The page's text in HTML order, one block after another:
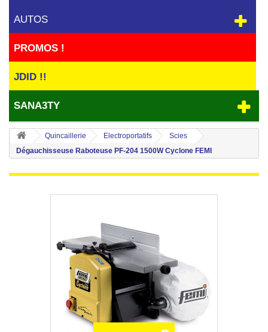
AUTOS
PROMOS !
JDID !!
SANA3TY
Quincaillerie Electroportatifs
Scies
Dégauchisseuse Raboteuse PF-204 1500W Cyclone FEMI